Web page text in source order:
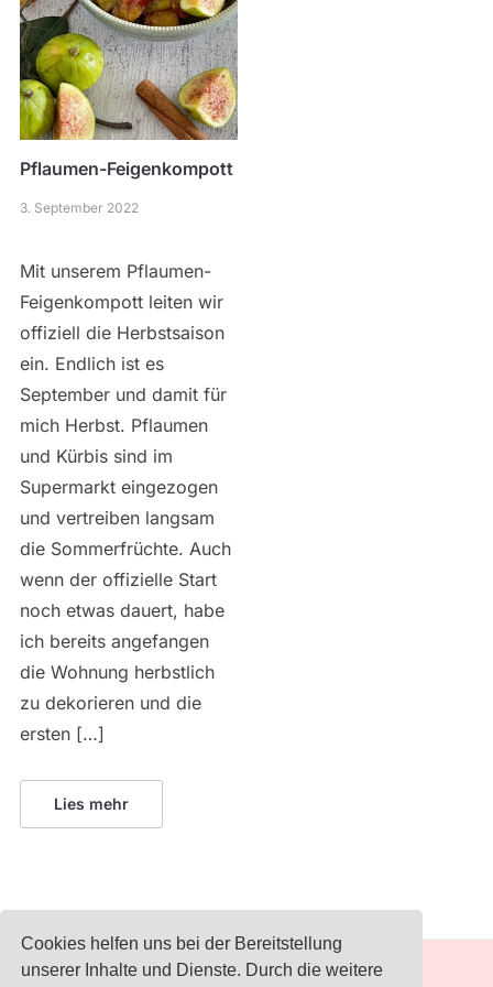
Cookies helfen uns bei der Bereitstellung
unserer Inhalte und Dienste. Durch die weitere
Pflaumen-Feigenkompott
3. September 2022
Mit unserem Pflaumen-
Feigenkompott leiten wir
offiziell die Herbstsaison
ein. Endlich ist es
September und damit für
mich Herbst. Pflaumen
und Kürbis sind im
Supermarkt eingezogen
und vertreiben langsam
die Sommerfrüchte. Auch
wenn der offizielle Start
noch etwas dauert, habe
ich bereits angefangen
die Wohnung herbstlich
zu dekorieren und die
ersten […]
Lies mehr